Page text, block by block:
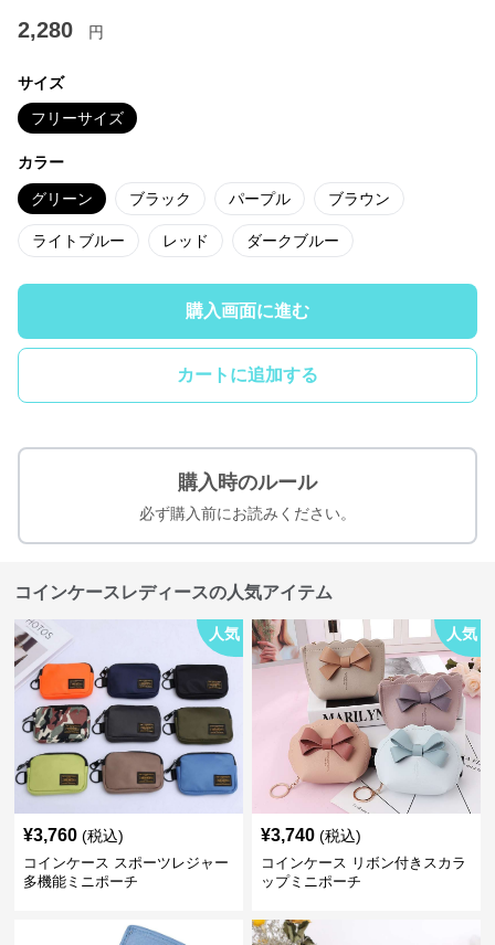
2,280 円
サイズ
フリーサイズ
カラー
グリーン ブラック パープル ブラウン
ライトブルー レッド ダークブルー
購入画面に進む
カートに追加する
購入時のルール
必ず購入前にお読みください。
コインケースレディースの人気アイテム
人気
¥3,760 (税込)
コインケース スポーツレジャー
多機能ミニポーチ
人気
¥3,740 (税込)
コインケース リボン付きスカラ
ップミニポーチ